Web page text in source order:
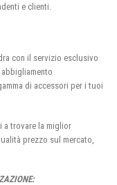
e clienti.
con il servizio esclusivo
di accessori per i tuoi
a trovare la miglior
prezzo sul mercato,